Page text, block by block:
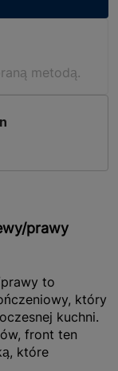
metodą.
prawy
to
który
kuchni.
front ten
które